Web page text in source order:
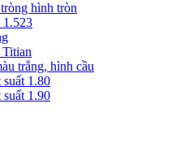
hình tròn
1.523
trắng, hình cầu
1.80
1.90